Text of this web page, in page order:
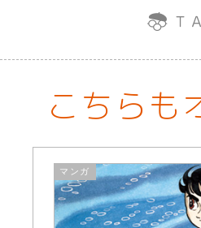
こちらも
マンガ